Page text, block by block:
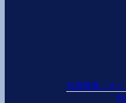
利用環境（サイ